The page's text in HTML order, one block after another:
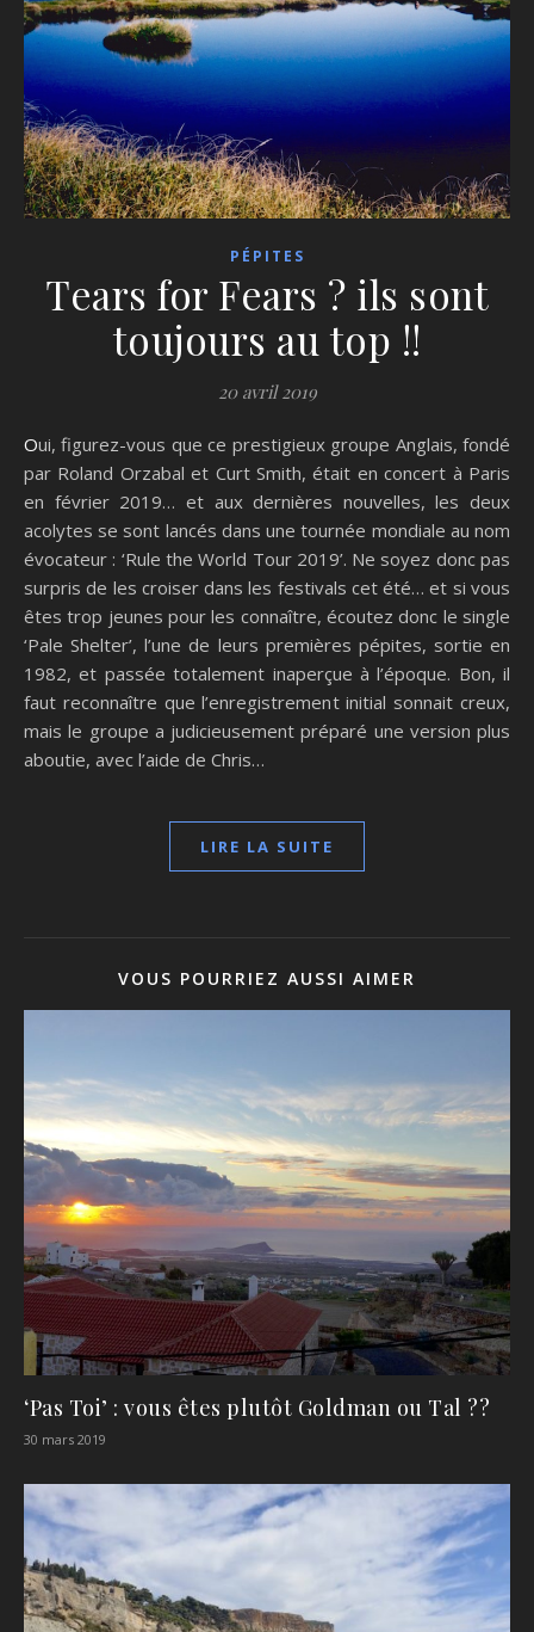
PÉPITES
Tears for Fears ? ils sont
toujours au top !!
20 avril 2019
Oui, figurez-vous que ce prestigieux groupe Anglais, fondé
par Roland Orzabal et Curt Smith, était en concert à Paris
en février 2019… et aux dernières nouvelles, les deux
acolytes se sont lancés dans une tournée mondiale au nom
évocateur : ‘Rule the World Tour 2019’. Ne soyez donc pas
surpris de les croiser dans les festivals cet été… et si vous
êtes trop jeunes pour les connaître, écoutez donc le single
‘Pale Shelter’, l’une de leurs premières pépites, sortie en
1982, et passée totalement inaperçue à l’époque. Bon, il
faut reconnaître que l’enregistrement initial sonnait creux,
mais le groupe a judicieusement préparé une version plus
aboutie, avec l’aide de Chris…
LIRE LA SUITE
VOUS POURRIEZ AUSSI AIMER
‘Pas Toi’ : vous êtes plutôt Goldman ou Tal ??
30 mars 2019